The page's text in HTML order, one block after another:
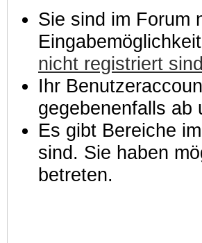
Sie sind im Forum
nicht registriert
Ihr
gegebenenfalls ab
Es gibt Bereiche
sind. Sie haben
betreten.